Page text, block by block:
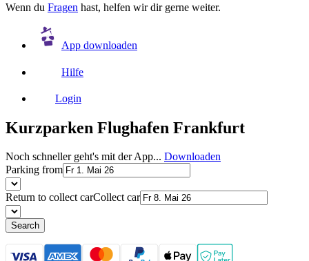
Wenn du Fragen hast, helfen wir dir gerne weiter.
App downloaden
Hilfe
Login
Kurzparken Flughafen Frankfurt
Noch schneller geht's mit der App... Downloaden
Parking from
Return to collect carCollect car
Search